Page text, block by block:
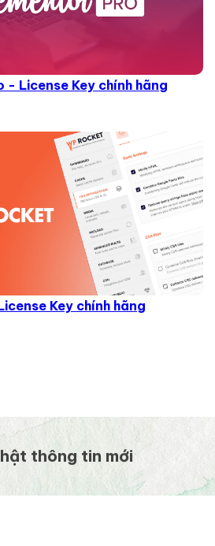
- License Key chính hãng
Key chính hãng
thông tin mới